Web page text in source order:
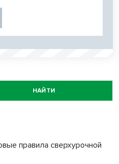
НАЙТИ
правила сверхурочной